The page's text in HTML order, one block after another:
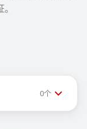
0个